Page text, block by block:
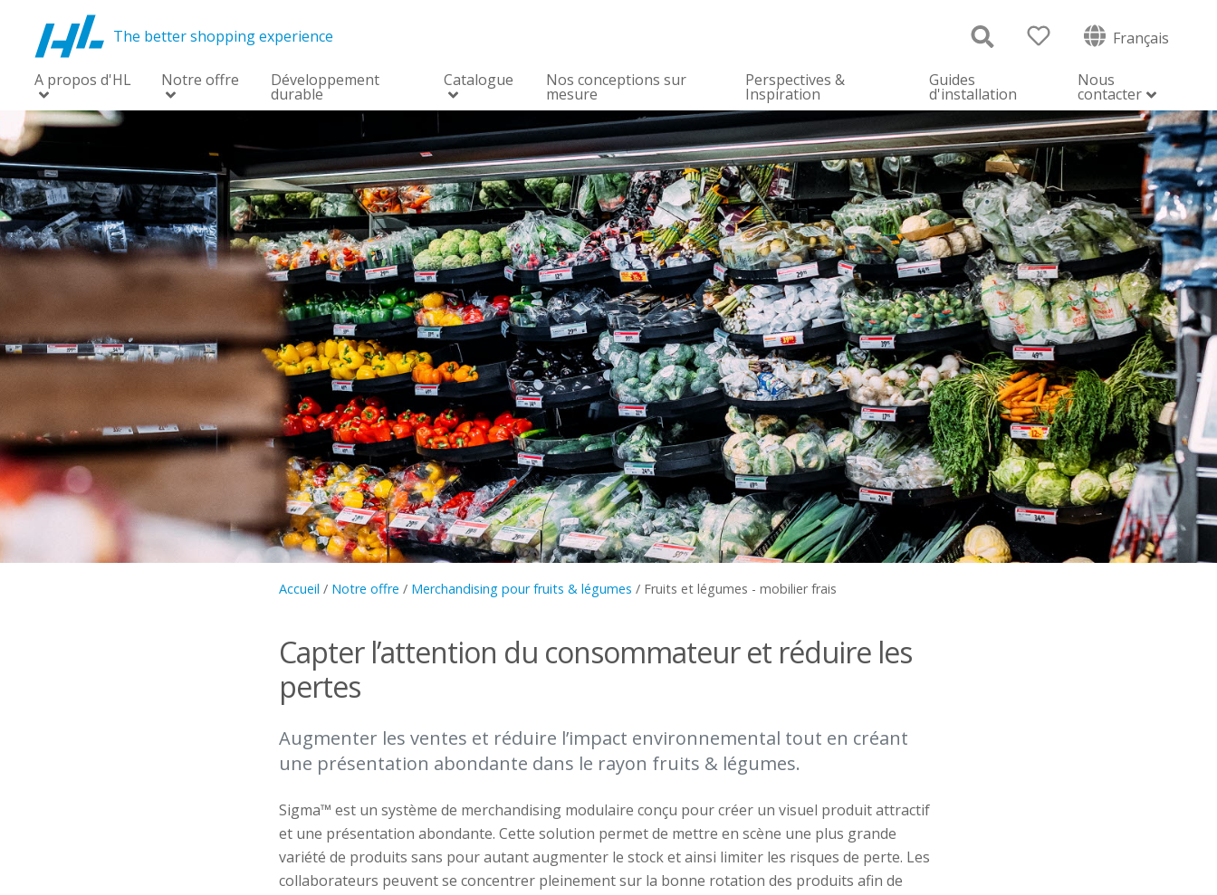
The better shopping experience Français
A propos d'HL Notre offre Développement
durable
Catalogue Nos conceptions sur
mesure
Perspectives &
Inspiration
Guides
d'installation
Nous
contacter
Accueil / Notre offre / Merchandising pour fruits & légumes / Fruits et légumes - mobilier frais
Capter l’attention du consommateur et réduire les
pertes
Augmenter les ventes et réduire l’impact environnemental tout en créant
une présentation abondante dans le rayon fruits & légumes.
Sigma™ est un système de merchandising modulaire conçu pour créer un visuel produit attractif
et une présentation abondante. Cette solution permet de mettre en scène une plus grande
variété de produits sans pour autant augmenter le stock et ainsi limiter les risques de perte. Les
collaborateurs peuvent se concentrer pleinement sur la bonne rotation des produits afin de